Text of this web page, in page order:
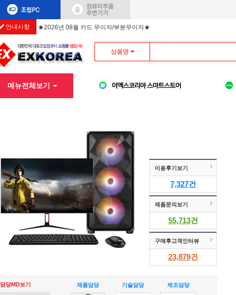
안내사항 ★2026년 08월 카드 무이자/부분무이자★
상품명
메뉴전체보기
이용후기보기
7,327건
제품문의보기
55,713건
구매후고객인터뷰
23,879건
담당MD보기 제품담당 기술담당 제조담당